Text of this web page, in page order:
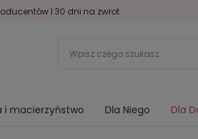
I 30 dni na zwrot
i macierzyństwo Dla Niego Dla